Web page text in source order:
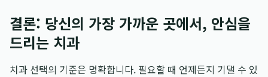
결론: 당신의 가장 가까운 곳에서, 안심을
드리는 치과
치과 선택의 기준은 명확합니다. 필요할 때 언제든지 기댈 수 있